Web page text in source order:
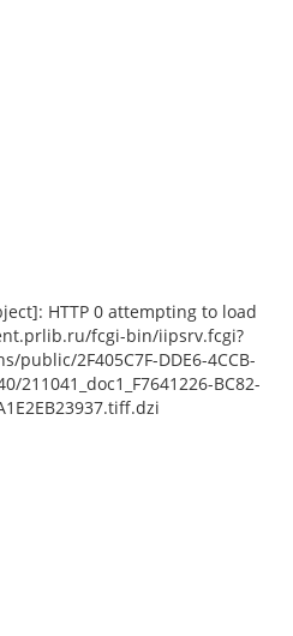
HTTP 0 attempting to load
fcgi-bin/iipsrv.fcgi?
public/2F405C7F-DDE6-4CCB-
211041_doc1_F7641226-BC82-